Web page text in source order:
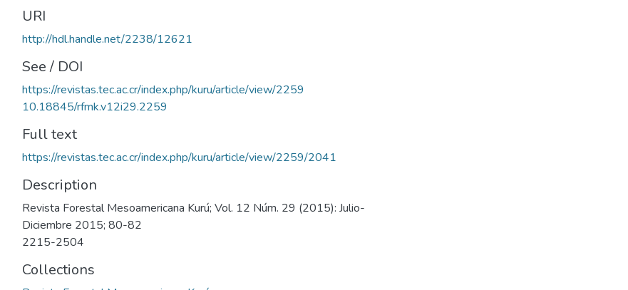
URI
http://hdl.handle.net/2238/12621
See / DOI
https://revistas.tec.ac.cr/index.php/kuru/article/view/2259
10.18845/rfmk.v12i29.2259
Full text
https://revistas.tec.ac.cr/index.php/kuru/article/view/2259/2041
Description
Revista Forestal Mesoamericana Kurú; Vol. 12 Núm. 29 (2015): Julio-
Diciembre 2015; 80-82
2215-2504
Collections